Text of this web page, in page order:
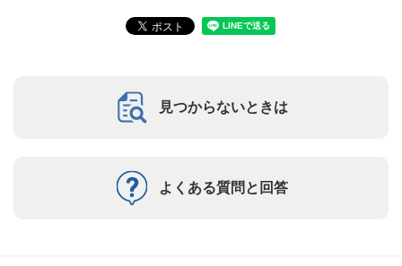
見つからないときは
よくある質問と回答